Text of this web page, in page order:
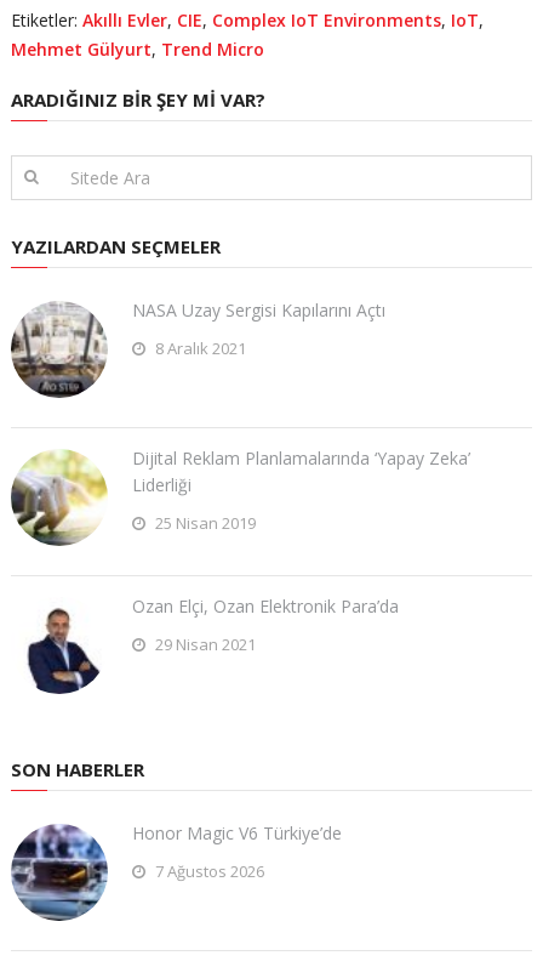
Etiketler: Akıllı Evler, CIE, Complex IoT Environments, IoT,
Mehmet Gülyurt, Trend Micro
ARADIĞINIZ BIR ŞEY MI VAR?
YAZILARDAN SEÇMELER
NASA Uzay Sergisi Kapılarını Açtı
8 Aralık 2021
Dijital Reklam Planlamalarında ‘Yapay Zeka’
Liderliği
25 Nisan 2019
Ozan Elçi, Ozan Elektronik Para’da
29 Nisan 2021
SON HABERLER
Honor Magic V6 Türkiye’de
7 Ağustos 2026